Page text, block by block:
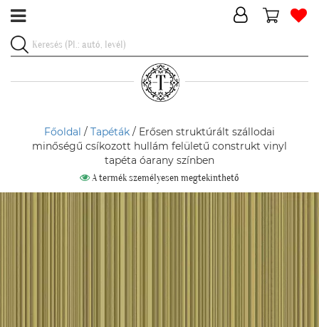
Főoldal / Tapéták / Erősen struktúrált szállodai
minőségű csíkozott hullám felületű construkt vinyl
tapéta óarany színben
A termék személyesen megtekinthető